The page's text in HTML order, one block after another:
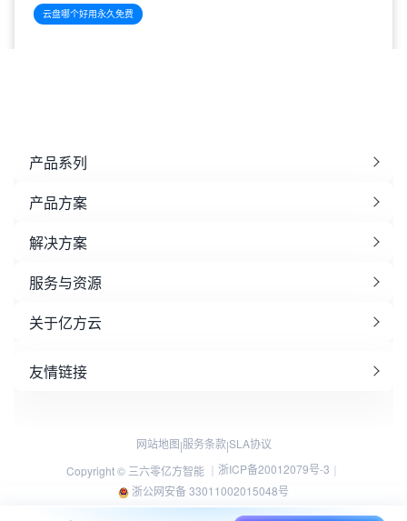
云盘哪个好用永久免费
产品系列
产品方案
解决方案
服务与资源
关于亿方云
友情链接
网站地图|服务条款|SLA协议
Copyright © 三六零亿方智能 ｜ 浙ICP备20012079号-3 ｜
浙公网安备 33011002015048号